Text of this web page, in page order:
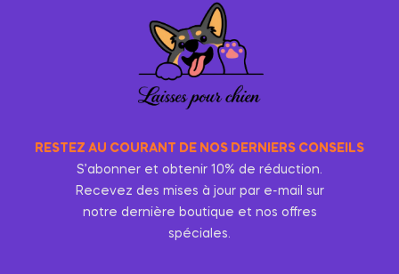
RESTEZ AU COURANT DE NOS DERNIERS CONSEILS
S’abonner et obtenir 10% de réduction.
Recevez des mises à jour par e-mail sur
notre dernière boutique et nos offres
spéciales.